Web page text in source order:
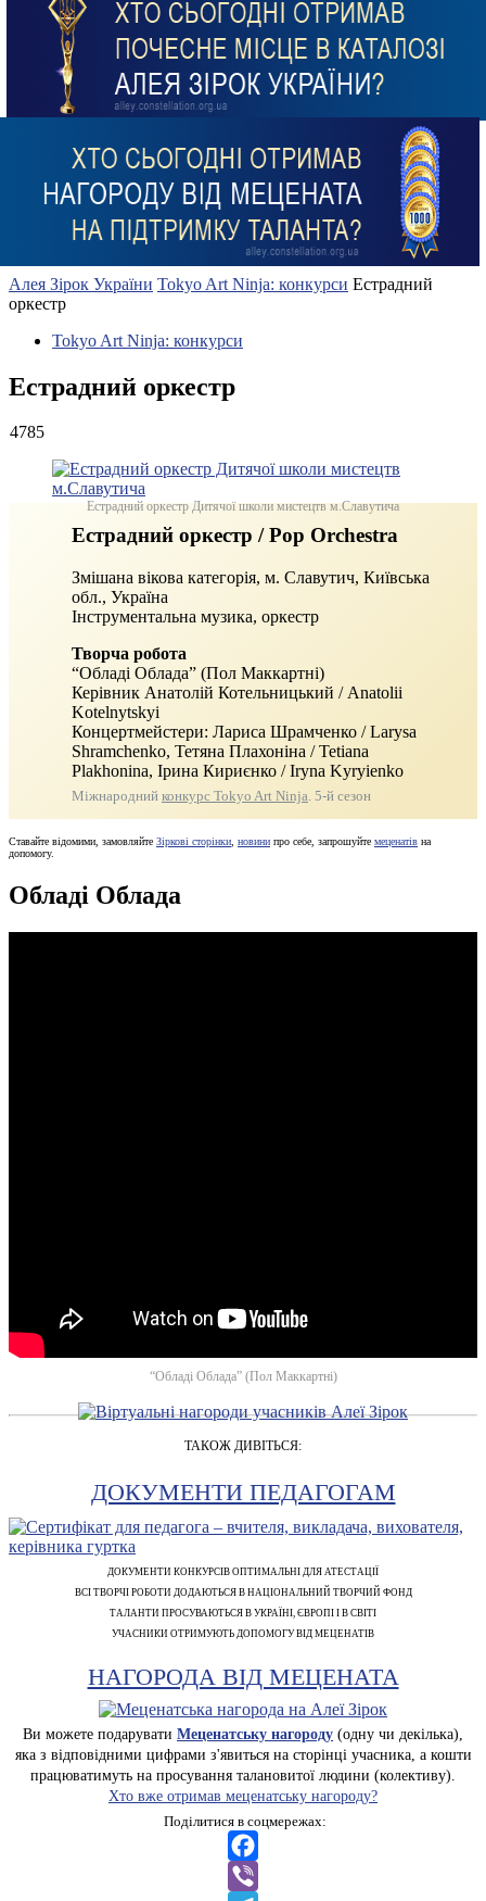
Алея Зірок України Tokyo Art Ninja: конкурси Естрадний
оркестр
Tokyo Art Ninja: конкурси
Естрадний оркестр
4785
Естрадний оркестр Дитячої школи мистецтв м.Славутича
Естрадний оркестр / Pop Orchestra
Змішана вікова категорія, м. Славутич, Київська
обл., Україна
Інструментальна музика, оркестр
Творча робота
“Обладі Облада” (Пол Маккартні)
Керівник Анатолій Котельницький / Anatolii
Kotelnytskyi
Концертмейстери: Лариса Шрамченко / Larysa
Shramchenko, Тетяна Плахоніна / Tetiana
Plakhonina, Ірина Кириєнко / Iryna Kyryienko
Міжнародний конкурс Tokyo Art Ninja . 5‑й сезон
Ставайте відомими, замовляйте Зіркові сторінки новини про себе, запрошуйте меценатів на
допомогу.
Обладі Облада
“Обладі Облада” (Пол Маккартні)
ТАКОЖ ДИВІТЬСЯ:
ДОКУМЕНТИ ПЕДАГОГАМ
ДОКУМЕНТИ КОНКУРСІВ ОПТИМАЛЬНІ ДЛЯ АТЕСТАЦІЇ
ВСІ ТВОРЧІ РОБОТИ ДОДАЮТЬСЯ В НАЦІОНАЛЬНИЙ ТВОРЧИЙ ФОНД
ТАЛАНТИ ПРОСУВАЮТЬСЯ В УКРАЇНІ, ЄВРОПІ І В СВІТІ
УЧАСНИКИ ОТРИМУЮТЬ ДОПОМОГУ ВІД МЕЦЕНАТІВ
НАГОРОДА ВІД МЕЦЕНАТА
Ви можете подарувати Меценатську нагороду (одну чи декілька),
яка з відповідними цифрами з'явиться на сторінці учасника, а кошти
працюватимуть на просування талановитої людини (колективу).
Хто вже отримав меценатську нагороду?
Поділитися в соцмережах:
Facebook